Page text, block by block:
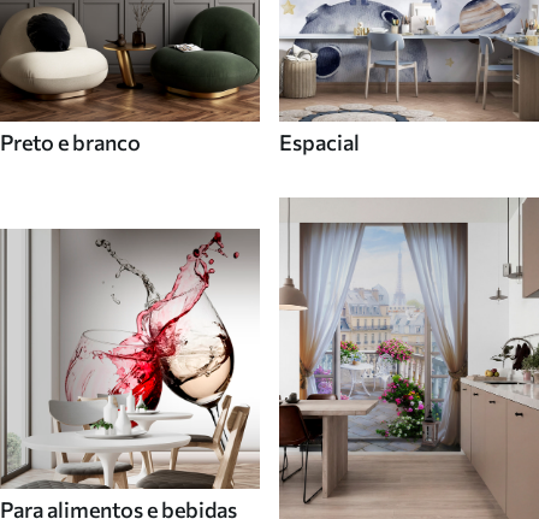
Preto e branco Espacial
Para alimentos e bebidas